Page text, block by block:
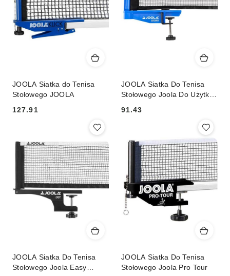
JOOLA Siatka do Tenisa
Stołowego JOOLA
Cena:
127.91
JOOLA Siatka Do Tenisa
Stołowego Joola Do Użytku
Cena:
91.43
JOOLA Siatka Do Tenisa
Stołowego Joola Easy
JOOLA Siatka Do Tenisa
Stołowego Joola Pro Tour